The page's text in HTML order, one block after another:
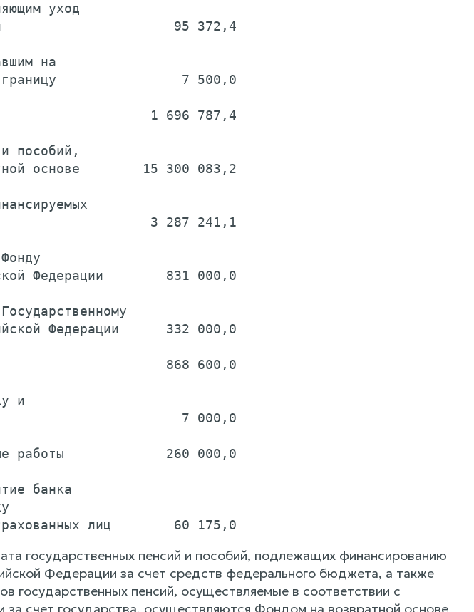
уход
95 372,4
на
7 500,0
1 696 787,4
пособий,
основе        15 300 083,2
3 287 241,1
Федерации        831 000,0
Федерации      332 000,0
868 600,0
и
7 000,0
работы             260 000,0
банка
государственных пенсий и пособий, подлежащих финансированию
Федерации за счет средств федерального бюджета, а также
государственных пенсий, осуществляемые в соответствии с